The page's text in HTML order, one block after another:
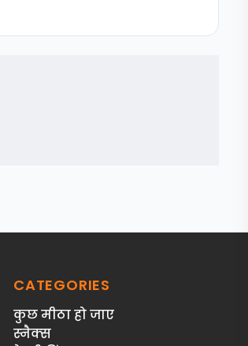
CATEGORIES
कुछ मीठा हो जाए
स्‍नैक्‍स